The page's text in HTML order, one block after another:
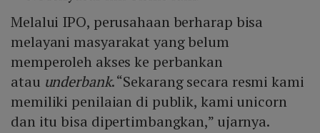
Melalui IPO, perusahaan berharap bisa
melayani masyarakat yang belum
memperoleh akses ke perbankan
atau underbank. “Sekarang secara resmi kami
memiliki penilaian di publik, kami unicorn
dan itu bisa dipertimbangkan,” ujarnya.